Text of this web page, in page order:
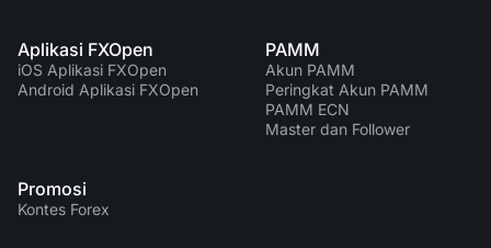
Aplikasi FXOpen
iOS Aplikasi FXOpen
Android Aplikasi FXOpen
PAMM
Akun PAMM
Peringkat Akun PAMM
PAMM ECN
Master dan Follower
Promosi
Kontes Forex